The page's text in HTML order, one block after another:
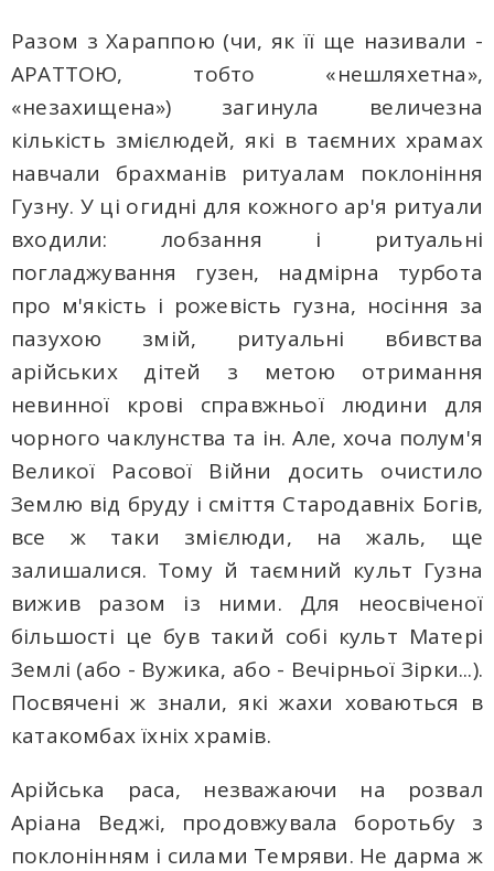
Разом з Хараппою (чи, як її ще називали -
АРАТТОЮ, тобто «нешляхетна»,
«незахищена») загинула величезна
кількість змієлюдей, які в таємних храмах
навчали брахманів ритуалам поклоніння
Гузну. У ці огидні для кожного ар'я ритуали
входили: лобзання і ритуальні
погладжування гузен, надмірна турбота
про м'якість і рожевість гузна, носіння за
пазухою змій, ритуальні вбивства
арійських дітей з метою отримання
невинної крові справжньої людини для
чорного чаклунства та ін. Але, хоча полум'я
Великої Расової Війни досить очистило
Землю від бруду і сміття Стародавніх Богів,
все ж таки змієлюди, на жаль, ще
залишалися. Тому й таємний культ Гузна
вижив разом із ними. Для неосвіченої
більшості це був такий собі культ Матері
Землі (або - Вужика, або - Вечірньої Зірки...).
Посвячені ж знали, які жахи ховаються в
катакомбах їхніх храмів.
Арійська раса, незважаючи на розвал
Аріана Веджі, продовжувала боротьбу з
поклонінням і силами Темряви. Не дарма ж